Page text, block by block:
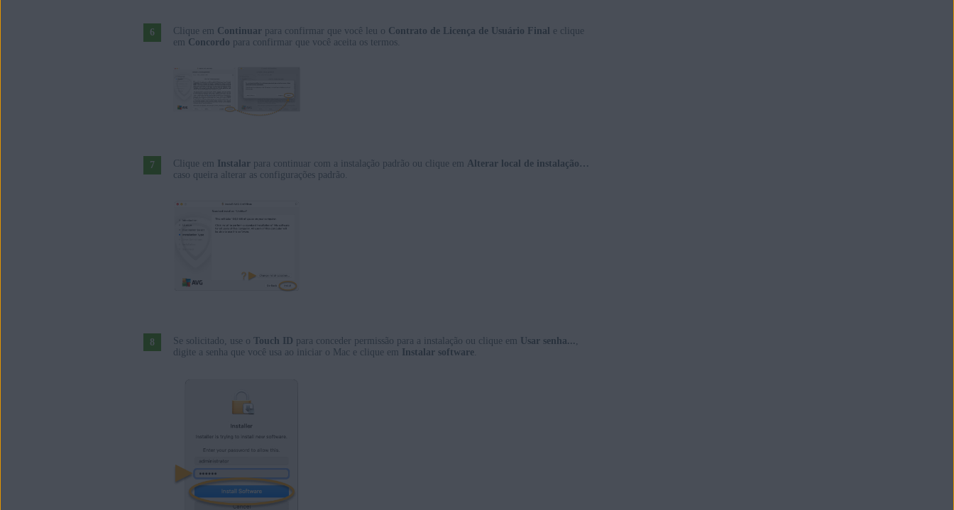
Clique em Continuar para confirmar que você leu o Contrato de Licença de Usuário Final
e clique
em Concordo para confirmar que você aceita os termos.
Clique em Instalar para continuar com a instalação padrão ou clique em Alterar local de instalação…
caso queira alterar as configurações padrão.
Se solicitado, use o Touch ID para conceder permissão para a instalação ou clique em Usar senha...
digite a senha que você usa ao iniciar o Mac e clique em
Instalar software